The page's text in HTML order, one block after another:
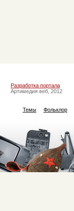
Разработка портала
Артимедия веб, 2012
Темы Фольклор